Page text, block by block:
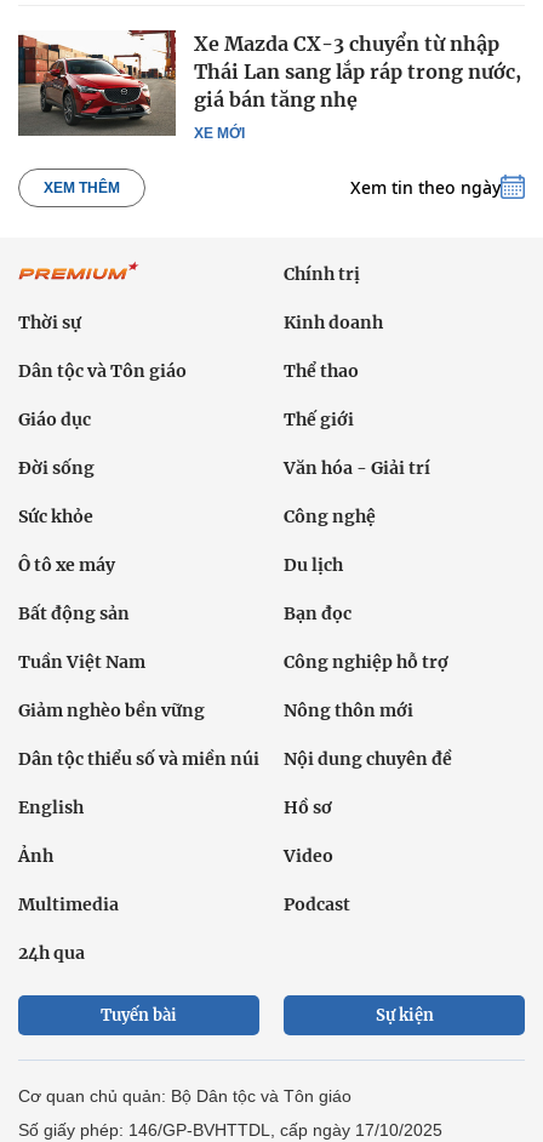
XE MỚI
Xe Mazda CX-3 chuyển từ nhập
Thái Lan sang lắp ráp trong nước,
giá bán tăng nhẹ
XEM THÊM Xem tin theo ngày
Chính trị
Thời sự Kinh doanh
Dân tộc và Tôn giáo Thể thao
Giáo dục Thế giới
Đời sống Văn hóa - Giải trí
Sức khỏe Công nghệ
Ô tô xe máy Du lịch
Bất động sản Bạn đọc
Tuần Việt Nam Công nghiệp hỗ trợ
Giảm nghèo bền vững Nông thôn mới
Dân tộc thiểu số và miền núi Nội dung chuyên đề
English Hồ sơ
Ảnh Video
Multimedia Podcast
24h qua
Tuyến bài Sự kiện
Cơ quan chủ quản: Bộ Dân tộc và Tôn giáo
Số giấy phép: 146/GP-BVHTTDL, cấp ngày 17/10/2025